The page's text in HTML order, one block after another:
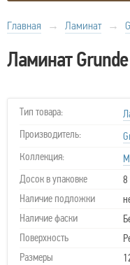
Главная → Ламинат →
Ламинат
Тип товара:
Производитель:
Коллекция:
Досок в упаковке
8
Наличие подложки
Наличие фаски
Поверхность
Размеры